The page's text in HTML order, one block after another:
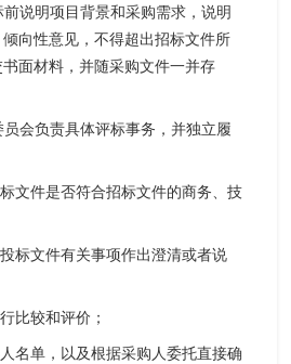
说明项目背景和采购需求，说明
向性意见，不得超出招标文件所
面材料，并随采购文件一并存
会负责具体评标事务，并独立履
文件是否符合招标文件的商务、技
标文件有关事项作出澄清或者说
比较和评价；
名单，以及根据采购人委托直接确